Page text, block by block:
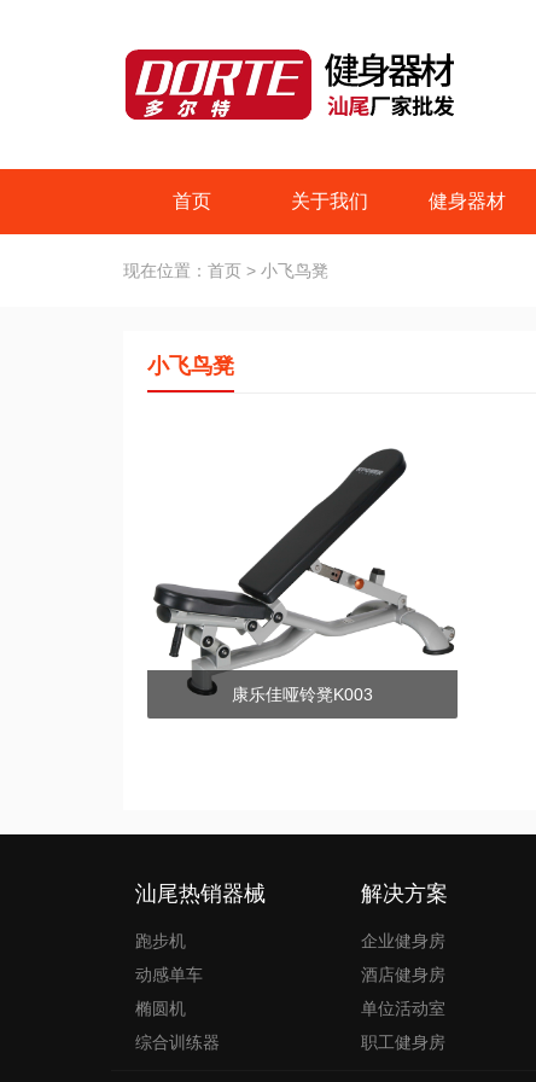
首页 关于我们 健身器材
现在位置： 首页 > 小飞鸟凳
小飞鸟凳
康乐佳哑铃凳K003
汕尾热销器械
跑步机
动感单车
椭圆机
综合训练器
解决方案
企业健身房
酒店健身房
单位活动室
职工健身房